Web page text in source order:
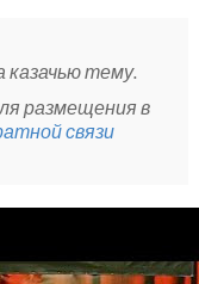
казачью тему.
размещения в
связи